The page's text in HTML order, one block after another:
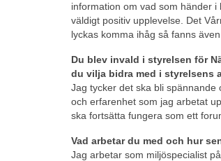
information om vad som händer
väldigt positiv upplevelse. Det
lyckas komma ihåg så fanns
Du blev invald i styrelsen för
du vilja bidra med i styrelsens
Jag tycker det ska bli
och erfarenhet som jag arbetat
ska fortsätta fungera som ett
Vad arbetar du med och hur
Jag arbetar som miljöspecialist